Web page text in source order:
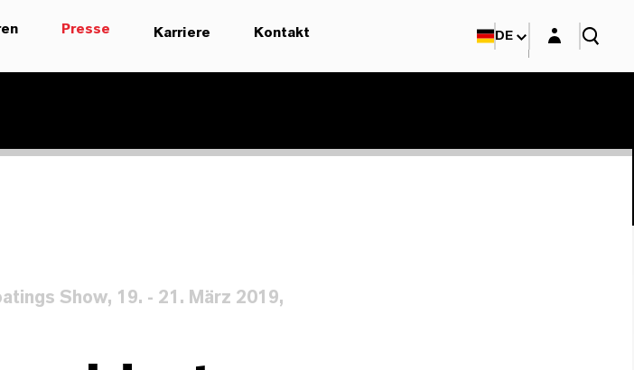
Presse Karriere Kontakt DE Login-Maske
Show, 19. - 21. März 2019,